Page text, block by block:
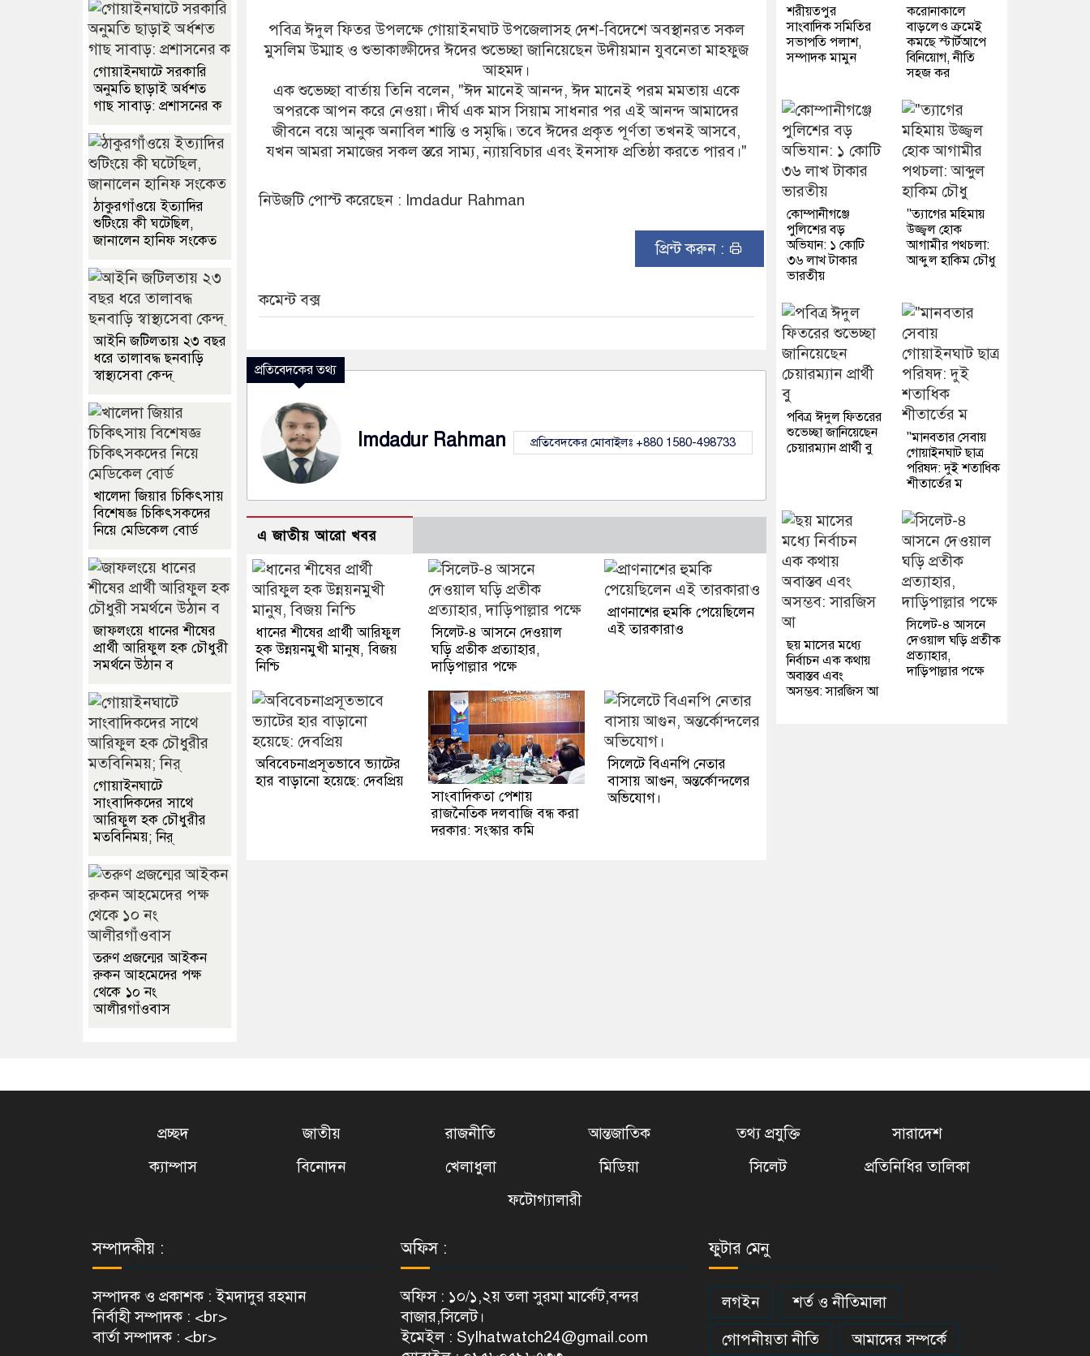
পবিত্র ঈদুল ফিতর উপলক্ষে গোয়াইনঘাট উপজেলাসহ দেশ-বিদেশে অবস্থানরত সকল
মুসলিম উম্মাহ ও শুভাকাঙ্ক্ষীদের ঈদের শুভেচ্ছা জানিয়েছেন উদীয়মান যুবনেতা মাহফুজ
আহমদ।
এক শুভেচ্ছা বার্তায় তিনি বলেন, "ঈদ মানেই আনন্দ, ঈদ মানেই পরম মমতায় একে
অপরকে আপন করে নেওয়া। দীর্ঘ এক মাস সিয়াম সাধনার পর এই আনন্দ আমাদের
জীবনে বয়ে আনুক অনাবিল শান্তি ও সমৃদ্ধি। তবে ঈদের প্রকৃত পূর্ণতা তখনই আসবে,
যখন আমরা সমাজের সকল স্তরে সাম্য, ন্যায়বিচার এবং ইনসাফ প্রতিষ্ঠা করতে পারব।"
নিউজটি পোস্ট করেছেন : Imdadur Rahman
প্রিন্ট করুন :
কমেন্ট বক্স
প্রতিবেদকের তথ্য
Imdadur Rahman প্রতিবেদকের মোবাইলঃ +880 1580-498733
এ জাতীয় আরো খবর
ধানের শীষের প্রার্থী আরিফুল
হক উন্নয়নমুখী মানুষ, বিজয়
নিশ্চি
সিলেট-৪ আসনে দেওয়াল
ঘড়ি প্রতীক প্রত্যাহার,
দাড়িপাল্লার পক্ষে
প্রাণনাশের হুমকি পেয়েছিলেন
এই তারকারাও
অবিবেচনাপ্রসূতভাবে ভ্যাটের
হার বাড়ানো হয়েছে: দেবপ্রিয়
সাংবাদিকতা পেশায়
রাজনৈতিক দলবাজি বন্ধ করা
দরকার: সংস্কার কমি
সিলেটে বিএনপি নেতার
বাসায় আগুন, অন্তর্কোন্দলের
অভিযোগ।
গোয়াইনঘাটে সরকারি
অনুমতি ছাড়াই অর্ধশত
গাছ সাবাড়: প্রশাসনের ক
ঠাকুরগাঁওয়ে ইত্যাদির
শুটিংয়ে কী ঘটেছিল,
জানালেন হানিফ সংকেত
আইনি জটিলতায় ২৩ বছর
ধরে তালাবদ্ধ ছনবাড়ি
স্বাস্থ্যসেবা কেন্দ্
খালেদা জিয়ার চিকিৎসায়
বিশেষজ্ঞ চিকিৎসকদের
নিয়ে মেডিকেল বোর্ড
জাফলংয়ে ধানের শীষের
প্রার্থী আরিফুল হক চৌধুরী
সমর্থনে উঠান ব
গোয়াইনঘাটে
সাংবাদিকদের সাথে
আরিফুল হক চৌধুরীর
মতবিনিময়; নির্
তরুণ প্রজন্মের আইকন
রুকন আহমেদের পক্ষ
থেকে ১০ নং
আলীরগাঁওবাস
শরীয়তপুর
সাংবাদিক সমিতির
সভাপতি পলাশ,
সম্পাদক মামুন
করোনাকালে
বাড়লেও ক্রমেই
কমছে স্টার্টআপে
বিনিয়োগ, নীতি
সহজ কর
কোম্পানীগঞ্জে
পুলিশের বড়
অভিযান: ১ কোটি
৩৬ লাখ টাকার
ভারতীয়
"ত্যাগের মহিমায়
উজ্জ্বল হোক
আগামীর পথচলা:
আব্দুল হাকিম চৌধু
পবিত্র ঈদুল ফিতরের
শুভেচ্ছা জানিয়েছেন
চেয়ারম্যান প্রার্থী বু
"মানবতার সেবায়
গোয়াইনঘাট ছাত্র
পরিষদ: দুই শতাধিক
শীতার্তের ম
ছয় মাসের মধ্যে
নির্বাচন এক কথায়
অবাস্তব এবং
অসম্ভব: সারজিস আ
সিলেট-৪ আসনে
দেওয়াল ঘড়ি প্রতীক
প্রত্যাহার,
দাড়িপাল্লার পক্ষে
প্রচ্ছদ জাতীয় রাজনীতি আন্তজাতিক তথ্য প্রযুক্তি
সারাদেশ
ক্যাম্পাস
বিনোদন খেলাধুলা মিডিয়া সিলেট
প্রতিনিধির তালিকা
ফটোগ্যালারী
সম্পাদকীয় :
সম্পাদক ও প্রকাশক : ইমদাদুর রহমান
নির্বাহী সম্পাদক : <br>
বার্তা সম্পাদক : <br>
অফিস :
অফিস : ১০/১,২য় তলা সুরমা মার্কেট,বন্দর
বাজার,সিলেট।
ইমেইল : Sylhatwatch24@gmail.com
ফুটার মেনু
লগইন
শর্ত ও নীতিমালা
গোপনীয়তা নীতি
আমাদের সম্পর্কে